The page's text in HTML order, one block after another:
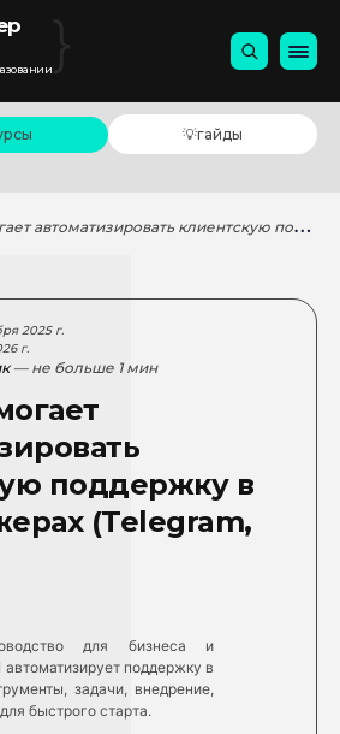
}
💡гайды
клиентскую поддержку в мессенджерах (Telegram, VK)
2025 г.
г.
— не больше 1 мин
поддержку в
(Telegram,
для бизнеса и
автоматизирует поддержку в
задачи, внедрение,
быстрого старта.